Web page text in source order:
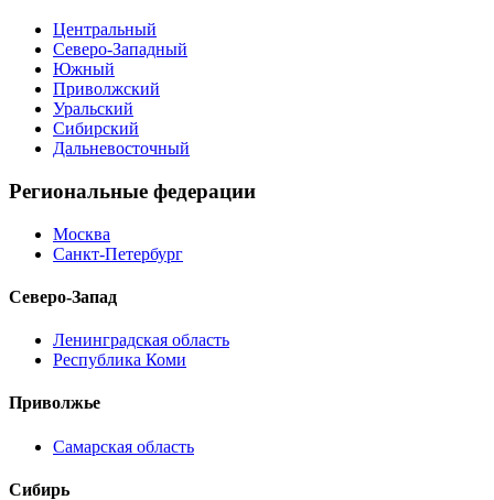
Центральный
Северо-Западный
Южный
Приволжский
Уральский
Сибирский
Дальневосточный
Региональные федерации
Москва
Санкт-Петербург
Северо-Запад
Ленинградская область
Республика Коми
Приволжье
Самарская область
Сибирь